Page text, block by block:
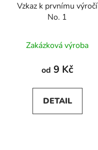
Vzkaz k prvnímu výročí
No. 1
Zakázková výroba
od 9 Kč
DETAIL